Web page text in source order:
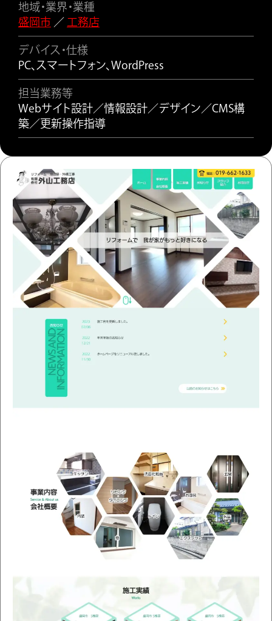
地域・業界・業種
盛岡市 ／ 工務店
デバイス・仕様
PC、スマートフォン、WordPress
担当業務等
Webサイト設計／情報設計／デザイン／CMS構
築／更新操作指導